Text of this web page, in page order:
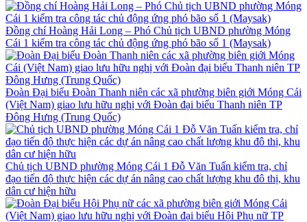
Đồng chí Hoàng Hải Long – Phó Chủ tịch UBND phường Móng
Cái 1 kiểm tra công tác chủ động ứng phó bão số 1 (Maysak)
Đoàn Đại biểu Đoàn Thanh niên các xã phường biên giới Móng Cái
(Việt Nam) giao lưu hữu nghị với Đoàn đại biểu Thanh niên TP
Đông Hưng (Trung Quốc)
Chủ tịch UBND phường Móng Cái 1 Đỗ Văn Tuấn kiểm tra, chỉ
đạo tiến độ thực hiện các dự án nâng cao chất lượng khu đô thị, khu
dân cư hiện hữu